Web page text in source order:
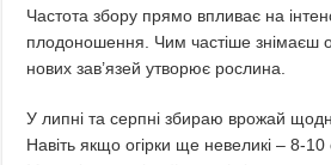
Частота збору прямо впливає на
плодоношення. Чим частіше знімаєш
нових зав’язей утворює рослина.
У липні та серпні збираю врожай
Навіть якщо огірки ще невеликі – 8-